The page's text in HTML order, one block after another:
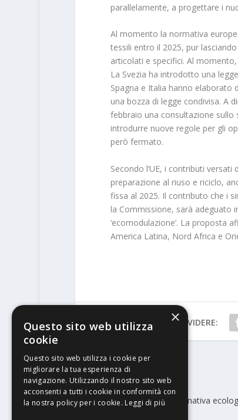
parallelamente, a progettare i
Al momento la normativa
tessili entro il 2025, pur
articolati e specifici. Al
La Svezia ha introdotto una
Spagna e Italia hanno elaborato
una bozza di legge condivisa. A
febbraio una consultazione sullo
introdurre nuove regole per gli
però fermato.
Secondo l’UE, i contributi
preparazione al riuso e riciclo,
fissa al 2025. Il contributo che i
la Commissione, sarà adeguato
‘ecomodulazione’. La proposta
America Latina, Nord Africa e
CONDIVIDERE:
PRECEDENTE
Stampa flessografica: un’alternativa
×
Questo sito web utilizza
cookie
Questo sito web utilizza i cookie per
migliorare la tua esperienza di
navigazione. Utilizzando il nostro sito web
acconsenti a tutti i cookie in conformità con
la nostra policy per i cookie. Leggi di più